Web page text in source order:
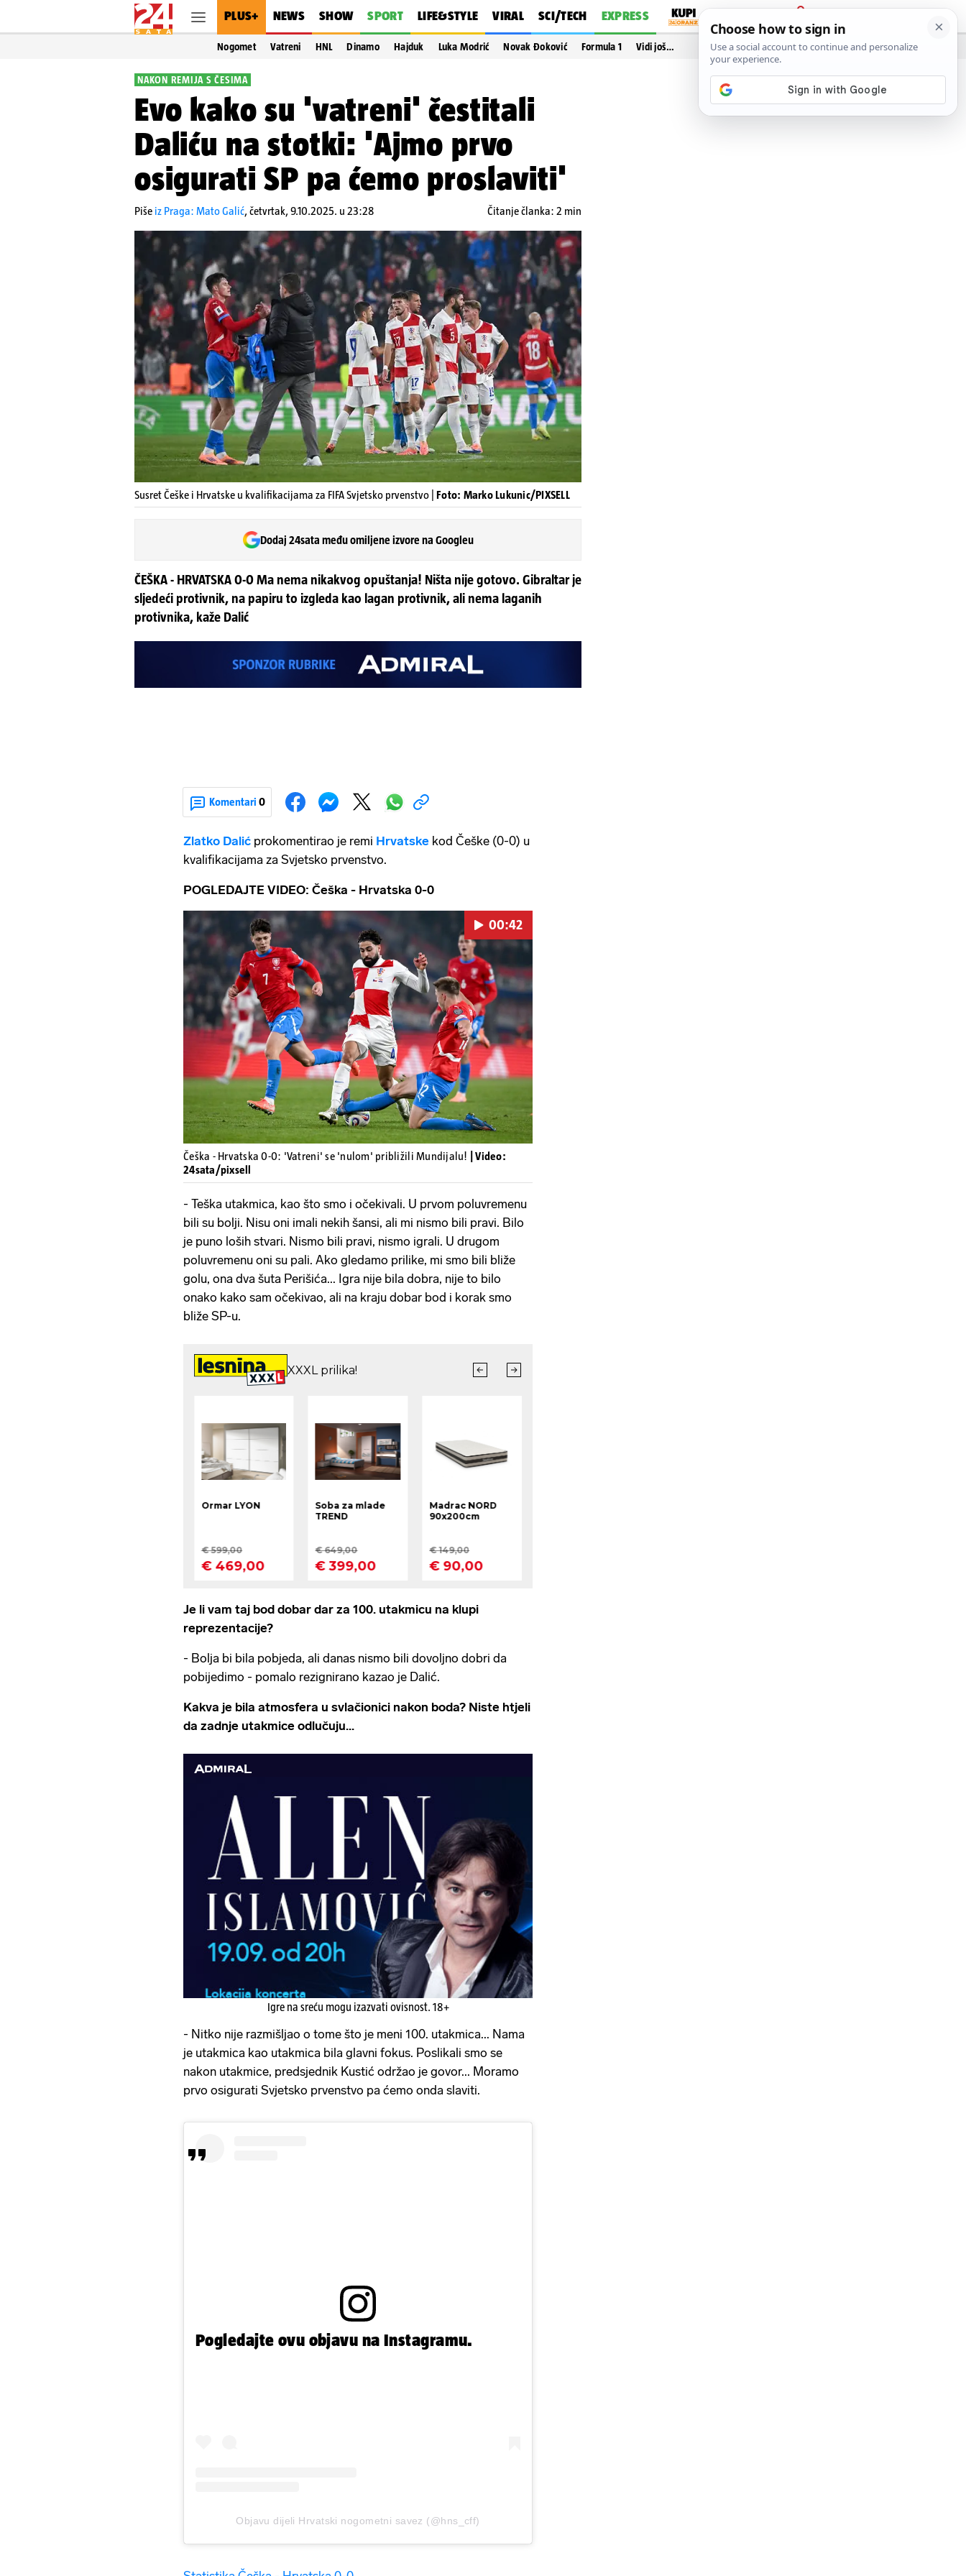
PLUS+ NEWS SHOW SPORT LIFE&STYLE VIRAL SCI/TECH EXPRESS
PRIJAVA
Nogomet Vatreni HNL Dinamo Hajduk Luka Modrić Novak Đoković Formula 1 Vidi još…
NAKON REMIJA S ČESIMA
Evo kako su 'vatreni' čestitali
Daliću na stotki: 'Ajmo prvo
osigurati SP pa ćemo proslaviti'
Piše iz Praga: Mato Galić,četvrtak, 9.10.2025. u 23:28 Čitanje članka: 2 min
Susret Češke i Hrvatske u kvalifikacijama za FIFA Svjetsko prvenstvo | Foto: Marko Lukunic/PIXSELL
Dodaj 24sata među omiljene izvore na Googleu
ČEŠKA - HRVATSKA 0-0 Ma nema nikakvog opuštanja! Ništa nije gotovo. Gibraltar je
sljedeći protivnik, na papiru to izgleda kao lagan protivnik, ali nema laganih
protivnika, kaže Dalić
Komentari 0
Zlatko Dalić prokomentirao je remi Hrvatske kod Češke (0-0) u
kvalifikacijama za Svjetsko prvenstvo.
POGLEDAJTE VIDEO: Češka - Hrvatska 0-0
Pokretanje videa...
00:42
Češka - Hrvatska 0-0: 'Vatreni' se 'nulom' približili Mundijalu!
| Video:
24sata/pixsell
- Teška utakmica, kao što smo i očekivali. U prvom poluvremenu
bili su bolji. Nisu oni imali nekih šansi, ali mi nismo bili pravi. Bilo
je puno loših stvari. Nismo bili pravi, nismo igrali. U drugom
poluvremenu oni su pali. Ako gledamo prilike, mi smo bili bliže
golu, ona dva šuta Perišića... Igra nije bila dobra, nije to bilo
onako kako sam očekivao, ali na kraju dobar bod i korak smo
bliže SP-u.
Je li vam taj bod dobar dar za 100. utakmicu na klupi
reprezentacije?
- Bolja bi bila pobjeda, ali danas nismo bili dovoljno dobri da
pobijedimo - pomalo rezignirano kazao je Dalić.
Kakva je bila atmosfera u svlačionici nakon boda? Niste htjeli
da zadnje utakmice odlučuju...
Igre na sreću mogu izazvati ovisnost. 18+
- Nitko nije razmišljao o tome što je meni 100. utakmica... Nama
je utakmica kao utakmica bila glavni fokus. Poslikali smo se
nakon utakmice, predsjednik Kustić održao je govor... Moramo
prvo osigurati Svjetsko prvenstvo pa ćemo onda slaviti.
Pogledajte ovu objavu na Instagramu.
Objavu dijeli Hrvatski nogometni savez (@hns_cff)